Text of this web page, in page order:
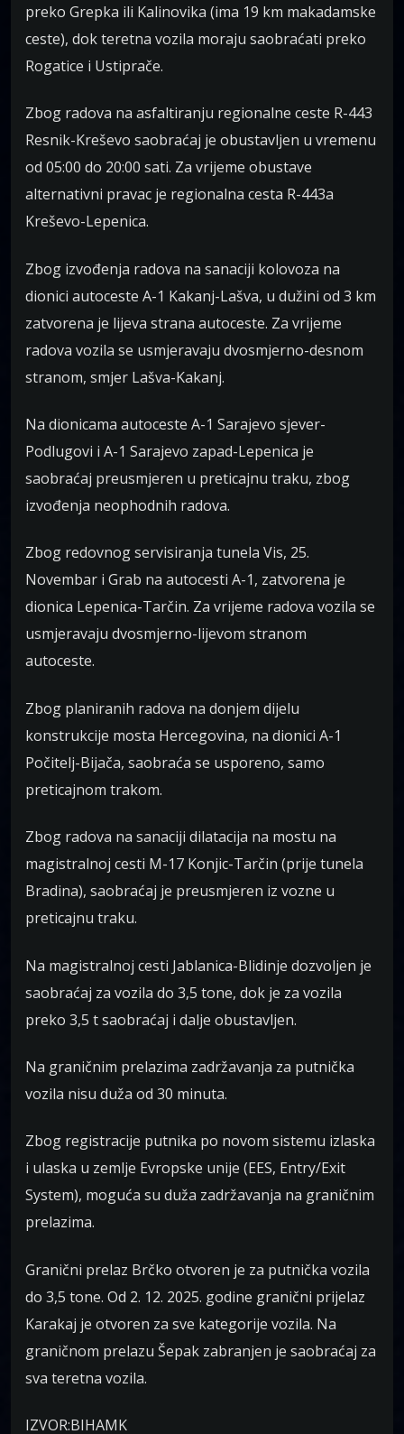
preko Grepka ili Kalinovika (ima 19 km makadamske
ceste), dok teretna vozila moraju saobraćati preko
Rogatice i Ustiprače.
Zbog radova na asfaltiranju regionalne ceste R-443
Resnik-Kreševo saobraćaj je obustavljen u vremenu
od 05:00 do 20:00 sati. Za vrijeme obustave
alternativni pravac je regionalna cesta R-443a
Kreševo-Lepenica.
Zbog izvođenja radova na sanaciji kolovoza na
dionici autoceste A-1 Kakanj-Lašva, u dužini od 3 km
zatvorena je lijeva strana autoceste. Za vrijeme
radova vozila se usmjeravaju dvosmjerno-desnom
stranom, smjer Lašva-Kakanj.
Na dionicama autoceste A-1 Sarajevo sjever-
Podlugovi i A-1 Sarajevo zapad-Lepenica je
saobraćaj preusmjeren u preticajnu traku, zbog
izvođenja neophodnih radova.
Zbog redovnog servisiranja tunela Vis, 25.
Novembar i Grab na autocesti A-1, zatvorena je
dionica Lepenica-Tarčin. Za vrijeme radova vozila se
usmjeravaju dvosmjerno-lijevom stranom
autoceste.
Zbog planiranih radova na donjem dijelu
konstrukcije mosta Hercegovina, na dionici A-1
Počitelj-Bijača, saobraća se usporeno, samo
preticajnom trakom.
Zbog radova na sanaciji dilatacija na mostu na
magistralnoj cesti M-17 Konjic-Tarčin (prije tunela
Bradina), saobraćaj je preusmjeren iz vozne u
preticajnu traku.
Na magistralnoj cesti Jablanica-Blidinje dozvoljen je
saobraćaj za vozila do 3,5 tone, dok je za vozila
preko 3,5 t saobraćaj i dalje obustavljen.
Na graničnim prelazima zadržavanja za putnička
vozila nisu duža od 30 minuta.
Zbog registracije putnika po novom sistemu izlaska
i ulaska u zemlje Evropske unije (EES, Entry/Exit
System), moguća su duža zadržavanja na graničnim
prelazima.
Granični prelaz Brčko otvoren je za putnička vozila
do 3,5 tone. Od 2. 12. 2025. godine granični prijelaz
Karakaj je otvoren za sve kategorije vozila. Na
graničnom prelazu Šepak zabranjen je saobraćaj za
sva teretna vozila.
IZVOR:BIHAMK